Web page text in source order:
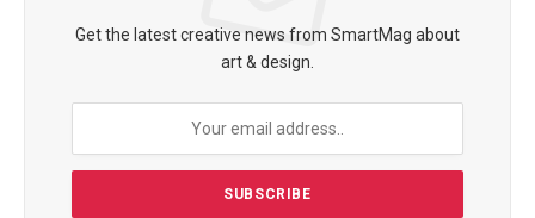
Get the latest creative news from SmartMag about
art & design.